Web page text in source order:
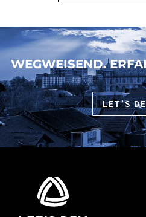
WEGWEISEND.
LET’S